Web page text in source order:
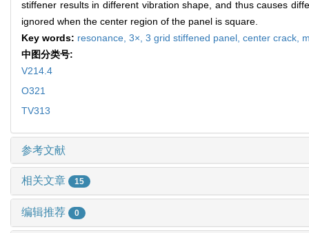
stiffener results in different vibration shape, and thus causes
ignored when the center region of the panel is square.
Key words: resonance, 3×, 3 grid stiffened panel, center crack,
中图分类号:
V214.4
O321
TV313
参考文献
相关文章 15
编辑推荐 0